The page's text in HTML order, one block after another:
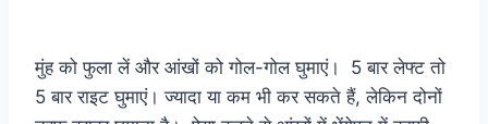
मुंह को फुला लें और आंखों को गोल-गोल घुमाएं। 5 बार लेफ्ट तो
5 बार राइट घुमाएं। ज्यादा या कम भी कर सकते हैं, लेकिन दोनों